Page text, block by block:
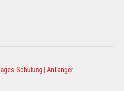
Schulung | Anfänger